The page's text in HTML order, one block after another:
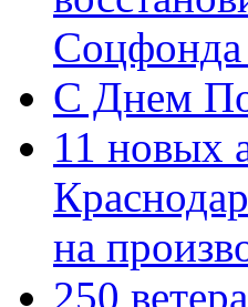
Соцфонда
С Днем
11 новых
на
250